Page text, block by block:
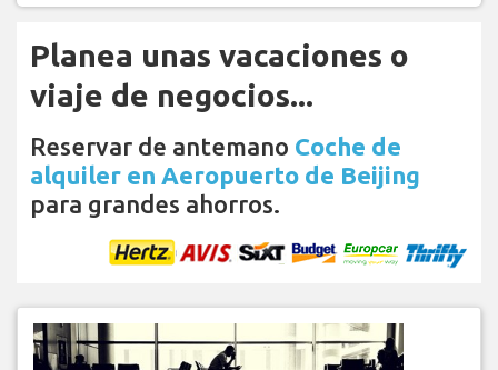
Planea unas vacaciones o
viaje de negocios...
Reservar de antemano Coche de
alquiler en Aeropuerto de Beijing
para grandes ahorros.